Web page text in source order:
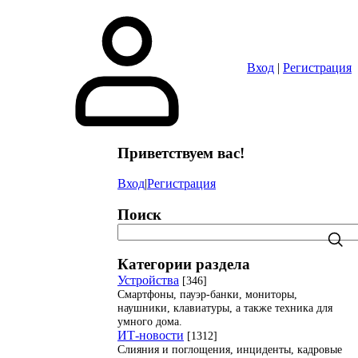
Вход | Регистрация
Приветствуем вас!
Вход|Регистрация
Поиск
Категории раздела
Устройства [346]
Смартфоны, пауэр-банки, мониторы,
наушники, клавиатуры, а также техника для
умного дома.
ИТ-новости [1312]
Слияния и поглощения, инциденты, кадровые